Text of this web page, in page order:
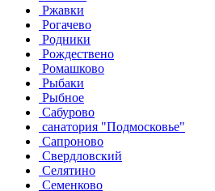
Ржавки
Рогачево
Родники
Рождествено
Ромашково
Рыбаки
Рыбное
Сабурово
санатория "Подмосковье"
Сапроново
Свердловский
Селятино
Семенково